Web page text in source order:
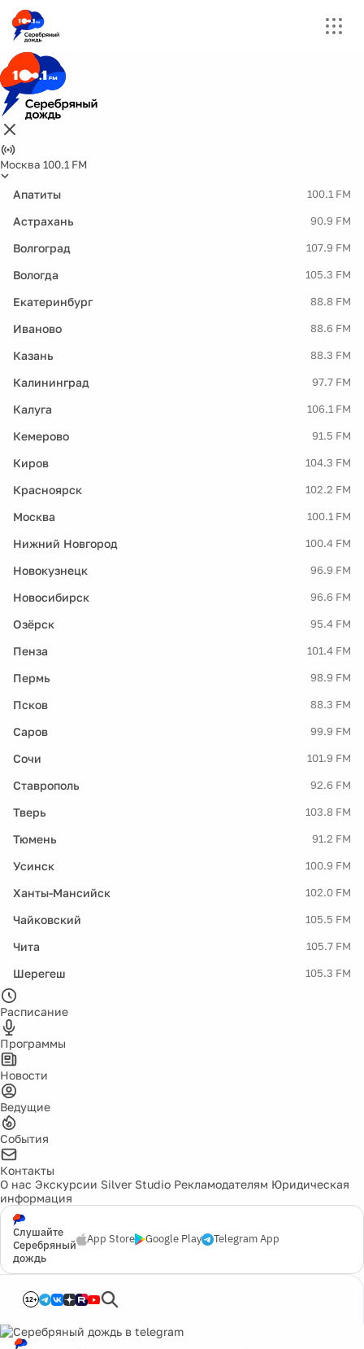
Москва 100.1 FM
Апатиты 100.1 FM
Астрахань 90.9 FM
Волгоград 107.9 FM
Вологда 105.3 FM
Екатеринбург 88.8 FM
Иваново 88.6 FM
Казань 88.3 FM
Калининград 97.7 FM
Калуга 106.1 FM
Кемерово 91.5 FM
Киров 104.3 FM
Красноярск 102.2 FM
Москва 100.1 FM
Нижний Новгород 100.4 FM
Новокузнецк 96.9 FM
Новосибирск 96.6 FM
Озёрск 95.4 FM
Пенза 101.4 FM
Пермь 98.9 FM
Псков 88.3 FM
Саров 99.9 FM
Сочи 101.9 FM
Ставрополь 92.6 FM
Тверь 103.8 FM
Тюмень 91.2 FM
Усинск 100.9 FM
Ханты-Мансийск 102.0 FM
Чайковский 105.5 FM
Чита 105.7 FM
Шерегеш 105.3 FM
Расписание
Программы
Новости
Ведущие
События
Контакты
О нас Экскурсии Silver Studio Рекламодателям Юридическая
информация
Слушайте
Серебряный
дождь
App Store Google Play Telegram App
12+